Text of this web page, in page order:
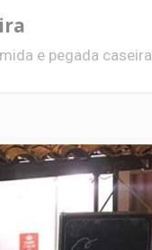
e pegada caseira